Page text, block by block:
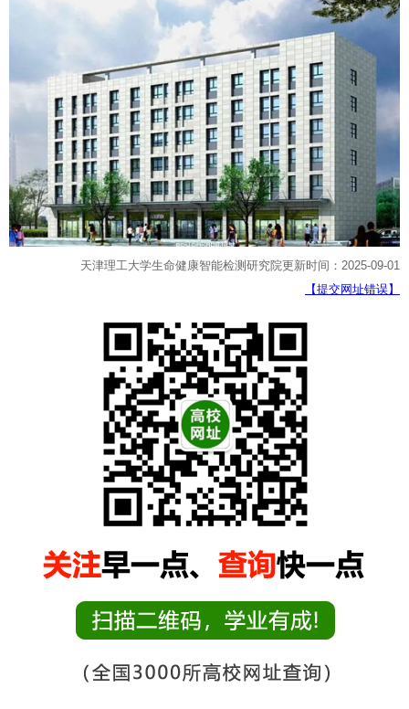
天津理工大学生命健康智能检测研究院更新时间：2025-09-01
【提交网址错误】